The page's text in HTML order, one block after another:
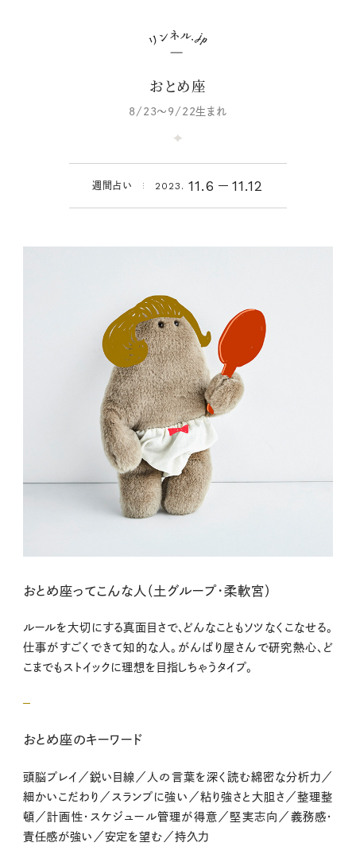
おとめ座
8/23～9/22生まれ
週間占い 2023. 11.6 11.12
おとめ座ってこんな人（土グループ・柔軟宮）
ルールを大切にする真面目さで、どんなこともソツなくこなせる。
仕事がすごくできて知的な人。がんばり屋さんで研究熱心、ど
こまでもストイックに理想を目指しちゃうタイプ。
おとめ座のキーワード
頭脳プレイ／鋭い目線／人の言葉を深く読む綿密な分析力／
細かいこだわり／スランプに強い／粘り強さと大胆さ／整理整
頓／計画性・スケジュール管理が得意／堅実志向／義務感・
責任感が強い／安定を望む／持久力